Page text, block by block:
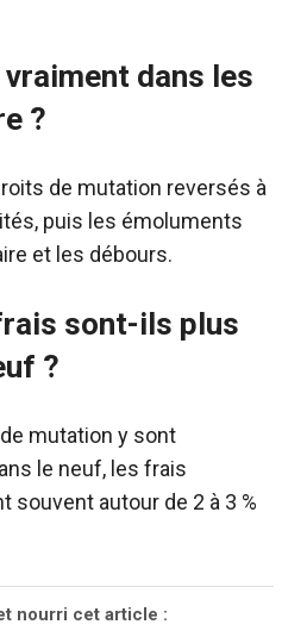
dans les
?
de mutation reversés à
puis les émoluments
et les débours.
sont-ils plus
?
mutation y sont
le neuf, les frais
souvent autour de 2 à 3 %
nourri cet article :